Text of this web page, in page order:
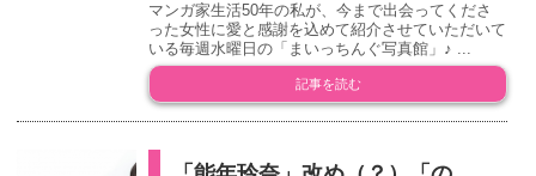
マンガ家生活50年の私が、今まで出会ってくださ
った女性に愛と感謝を込めて紹介させていただいて
いる毎週水曜日の「まいっちんぐ写真館」♪ ...
記事を読む